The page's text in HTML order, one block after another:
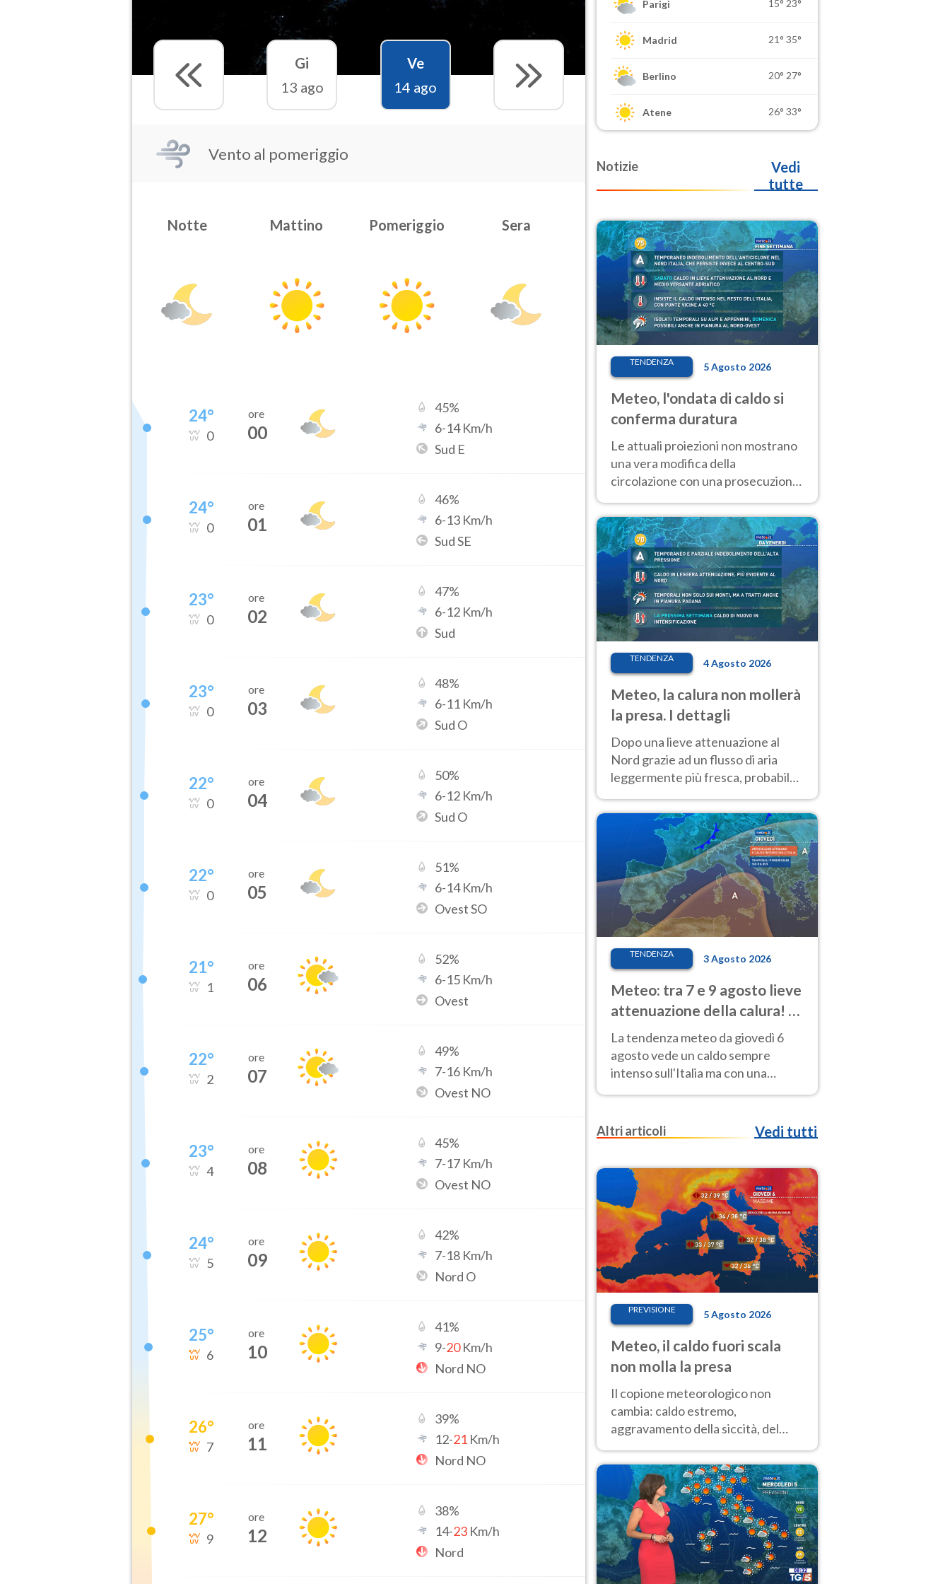
Gi
13 ago
Ve
14 ago
Vento al pomeriggio
Notte Mattino Pomeriggio Sera
24°
0
ore
00
45%
6-14Km/h
Sud E
24°
0
ore
01
46%
6-13 Km/h
Sud SE
23°
0
ore
02
47%
6-12 Km/h
Sud
23°
0
ore
03
48%
6-11 Km/h
Sud O
22°
0
ore
04
50%
6-12 Km/h
Sud O
22°
0
ore
05
51%
6-14Km/h
Ovest SO
21°
1
ore
06
52%
6-15 Km/h
Ovest
22°
2
ore
07
49%
7-16 Km/h
Ovest NO
23°
4
ore
08
45%
7-17 Km/h
Ovest NO
24°
5
ore
09
42%
7-18 Km/h
Nord O
25°
6
ore
10
41%
9-20Km/h
Nord NO
26°
7
ore
11
39%
12-21 Km/h
Nord NO
27°
9
ore
12
38%
14-23 Km/h
Nord
Parigi 15° 23°
Madrid 21° 35°
Berlino 20° 27°
Atene 26° 33°
Notizie
Vedi
tutte
TENDENZA 5 Agosto 2026
Meteo, l'ondata di caldo si
conferma duratura
Le attuali proiezioni non mostrano
una vera modifica della
circolazione con una prosecuzione
giorni, compresa la settimana di
Ferragosto
TENDENZA 4 Agosto 2026
Meteo, la calura non mollerà
la presa. I dettagli
Dopo una lieve attenuazione al
Nord grazie ad un flusso di aria
leggermente più fresca, probabile
africano entro Ferragosto
TENDENZA 3 Agosto 2026
Meteo: tra 7 e 9 agosto lieve
attenuazione della calura! Al
Nord rischio temporali
La tendenza meteo da giovedì 6
agosto vede un caldo sempre
intenso sull'Italia ma con una
parziale e lieve attenuazione tra il 7
Altri articoli
Vedi tutti
PREVISIONE 5 Agosto 2026
Meteo, il caldo fuori scala
non molla la presa
Il copione meteorologico non
cambia: caldo estremo,
aggravamento della siccità, del
calore. Nessun cambiamento fino
Ferragosto